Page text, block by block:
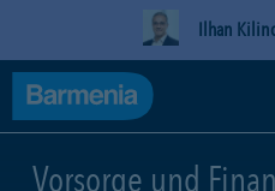
Ilhan
Vorsorge und